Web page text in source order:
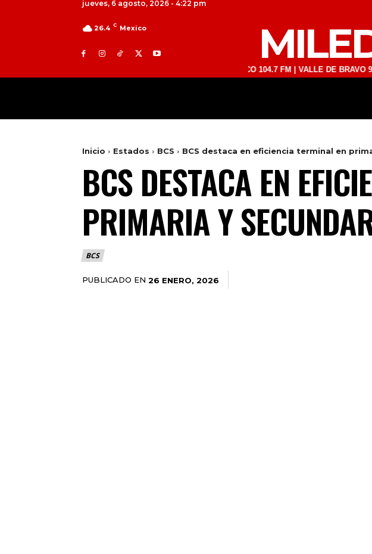
jueves, 6 agosto, 2026 - 4:22 pm
26.4 C Mexico
TOLUCA 98.9 FM | ATLACOMULCO 104.7 FM | VALLE DE BRAVO 93.5
Inicio Estados BCS BCS destaca en eficiencia terminal en
BCS DESTACA EN
PRIMARIA Y
BCS
PUBLICADO EN 26 ENERO, 2026